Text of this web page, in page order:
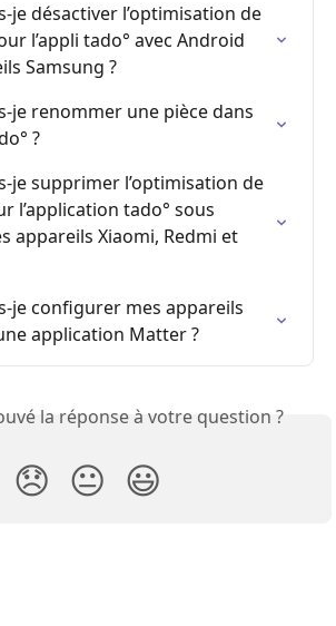
je désactiver l’optimisation de
l’appli tado° avec Android
Samsung ?
je renommer une pièce dans
?
je supprimer l’optimisation de
l’application tado° sous
appareils Xiaomi, Redmi et
je configurer mes appareils
application Matter ?
la réponse à votre question ?
😞 😐 😃